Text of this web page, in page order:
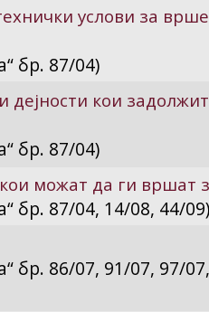
услови за
бр. 87/04)
кои
бр. 87/04)
можат да ги вршат
бр. 87/04, 14/08, 44/09)
бр. 86/07, 91/07, 97/